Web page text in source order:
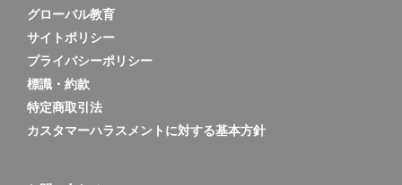
グローバル教育
サイトポリシー
プライバシーポリシー
標識・約款
特定商取引法
カスタマーハラスメントに対する基本方針